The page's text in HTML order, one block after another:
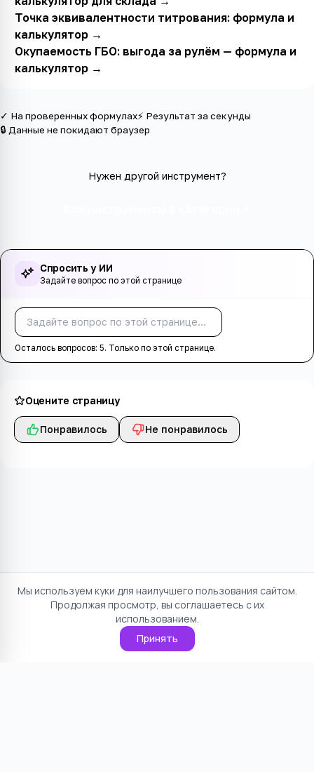
Точка эквивалентности титрования: формула и
калькулятор→
Окупаемость ГБО: выгода за рулём — формула и
калькулятор→
✓ На проверенных формулах⚡ Результат за секунды
🔒 Данные не покидают браузер
Нужен другой инструмент?
Спросить у ИИ
Задайте вопрос по этой странице
Осталось вопросов: 5. Только по этой странице.
Оцените страницу
Понравилось Не понравилось
Мы используем куки для наилучшего пользования сайтом.
Продолжая просмотр, вы соглашаетесь с их
использованием.
Принять